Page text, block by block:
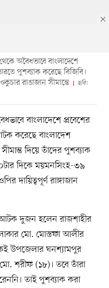
অবৈধভাবে বাংলাদেশে
পুশব্যাক করে‌ছে বি‌জি‌বি।
রাঙাজান সীমান্তে
ছ‌বি:
বাংলাদেশে প্রবেশের
করেছে বাংলাদেশ
সীমান্ত দিয়ে তাঁদের পুশব্যাক
দিকে ময়মনসিংহ-৩৯
দায়িত্বপূর্ণ রাঙ্গাজান
আটক দুজন হলেন রাজশাহীর
মো. মোস্তফা আলীর
উপজেলার ঘনশ্যামপুর
শরীফ (১৮)। তবে তাঁরা
তাই পুশব্যাক করা